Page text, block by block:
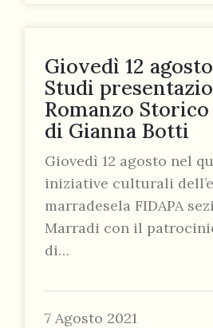
Giovedì 12
Studi
Romanzo Storico
di Gianna Botti
Giovedì 12 agosto nel
iniziative culturali
marradesela FIDAPA
Marradi con il
di…
7 Agosto 2021